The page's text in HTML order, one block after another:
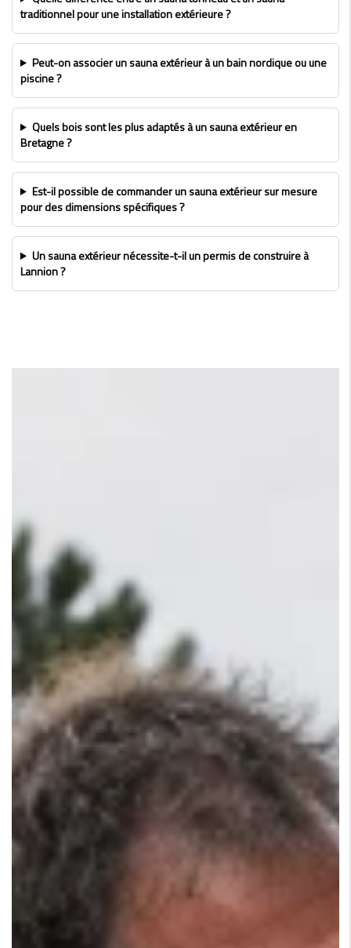
traditionnel pour une installation extérieure ?
Peut-on associer un sauna extérieur à un bain nordique ou une
piscine ?
Quels bois sont les plus adaptés à un sauna extérieur en
Bretagne ?
Est-il possible de commander un sauna extérieur sur mesure
pour des dimensions spécifiques ?
Un sauna extérieur nécessite-t-il un permis de construire à
Lannion ?